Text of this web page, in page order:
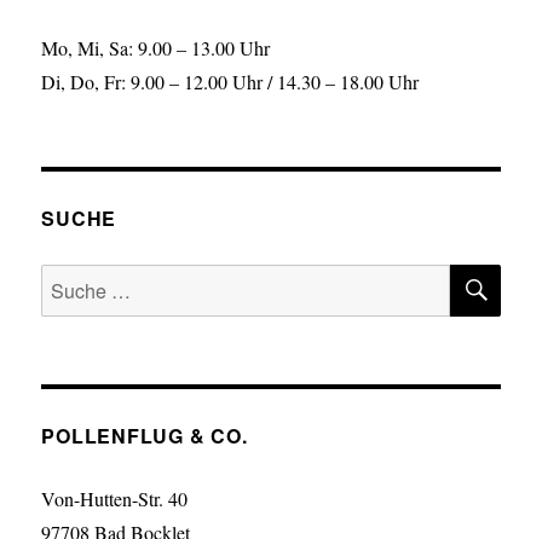
Mo, Mi, Sa: 9.00 – 13.00 Uhr
Di, Do, Fr: 9.00 – 12.00 Uhr / 14.30 – 18.00 Uhr
SUCHE
Suche
nach:
POLLENFLUG & CO.
Von-Hutten-Str. 40
97708 Bad Bocklet